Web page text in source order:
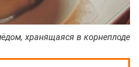
хранящаяся в корнеплоде